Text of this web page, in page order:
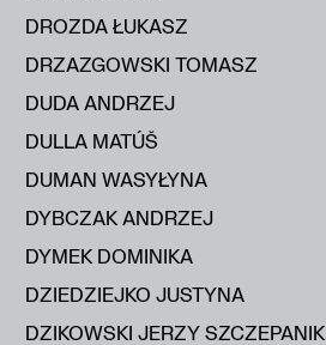
DROZDA ŁUKASZ
DRZAZGOWSKI TOMASZ
DUDA ANDRZEJ
DULLA MATÚŠ
DUMAN WASYŁYNA
DYBCZAK ANDRZEJ
DYMEK DOMINIKA
DZIEDZIEJKO JUSTYNA
DZIKOWSKI JERZY SZCZEPANIK